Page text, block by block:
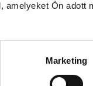
amelyeket Ön adott
Marketing
Az Európa-
is elnyerte
súlyemelő
KÉZILABDA